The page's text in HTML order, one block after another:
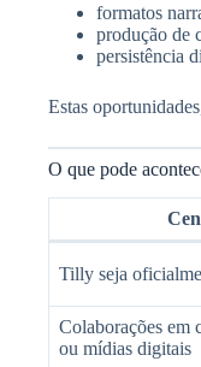
formatos
produção de
persistência
Estas
O que pode
Tilly seja
Colaborações em
ou mídias digitais